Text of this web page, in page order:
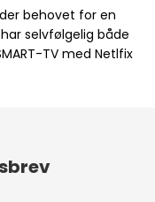
behovet for en
selvfølgelig både
TV med Netlfix